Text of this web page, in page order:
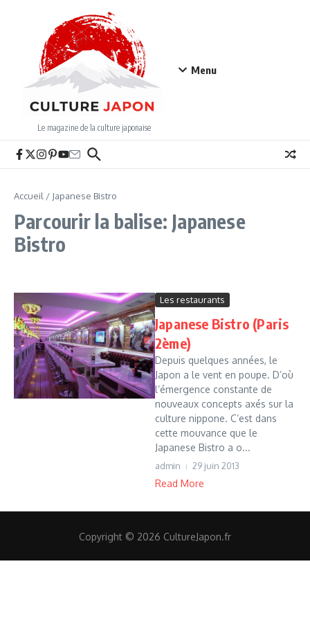
Le magazine de la culture japonaise
Menu
Accueil / Japanese Bistro
Parcourir la balise: Japanese
Bistro
Les restaurants
Japanese Bistro (Paris
2ème)
Depuis quelques années, le
Japon a le vent en poupe. D’où
l’émergence constante de
nouveaux concepts axés sur la
culture nippone. C’est dans
cette mouvance que le
Japanese Bistro a o...
admin 29 juin 2013
Read More